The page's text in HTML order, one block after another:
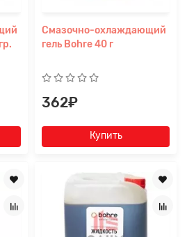
Смазочно-охлаждающий
гель Bohre 40 г
362₽
Купить